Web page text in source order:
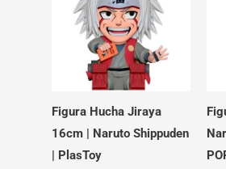
Figura Hucha Jiraya
16cm | Naruto Shippuden
| PlasToy